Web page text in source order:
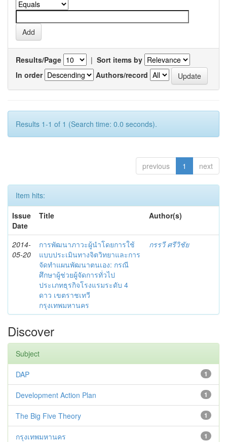
Results/Page | Sort items by
In order
Authors/record
Results 1-1 of 1 (Search time: 0.0 seconds).
previous 1 next
Item hits:
Issue
Date
Title Author(s)
2014-
05-20
การพัฒนาภาวะผู้นำโดยการใช้
แบบประเมินทางจิตวิทยาและการ
จัดทำแผนพัฒนาตนเอง: กรณี
ศึกษาผู้ช่วยผู้จัดการทั่วไป
ประเภทธุรกิจโรงแรมระดับ 4
ดาว เขตราชเทวี
กรุงเทพมหานคร
กรรวี ศรีวิชัย
Discover
Subject
1
DAP
1
Development Action Plan
1
The Big Five Theory
1
กรุงเทพมหานคร